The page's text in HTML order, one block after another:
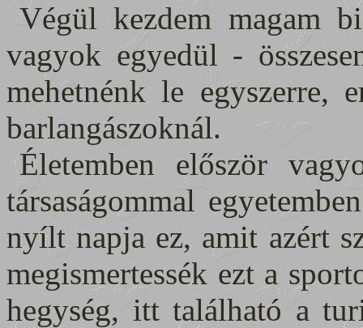
Végül kezdem magam
vagyok egyedül -
mehetnénk le egyszerre,
barlangászoknál.
Életemben először
társaságommal
nyílt napja ez, amit azért
megismertessék ezt a
hegység, itt található a